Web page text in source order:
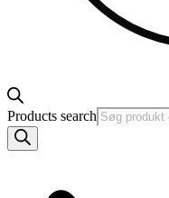
Products search